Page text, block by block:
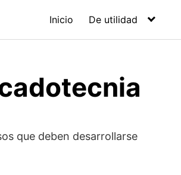
Inicio De utilidad
que deben desarrollarse